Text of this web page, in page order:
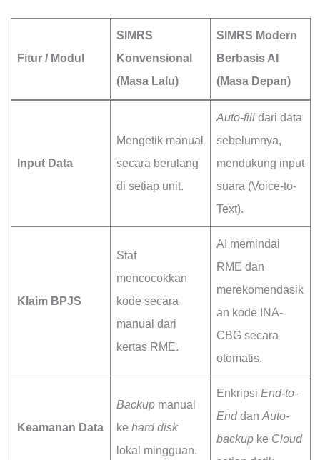
Fitur / Modul
SIMRS
Konvensional
(Masa Lalu)
SIMRS Modern
Berbasis AI
(Masa Depan)
Input Data
Mengetik manual
secara berulang
di setiap unit.
Auto-filldari data
sebelumnya,
mendukung input
suara (Voice-to-
Text).
Klaim BPJS
Staf
mencocokkan
kode secara
manual dari
kertas RME.
AI memindai
RME dan
merekomendasik
an kode INA-
CBG secara
otomatis.
Keamanan Data
Backupmanual
ke hard disk
lokal mingguan.
Enkripsi End-to-
Enddan Auto-
backupke Cloud